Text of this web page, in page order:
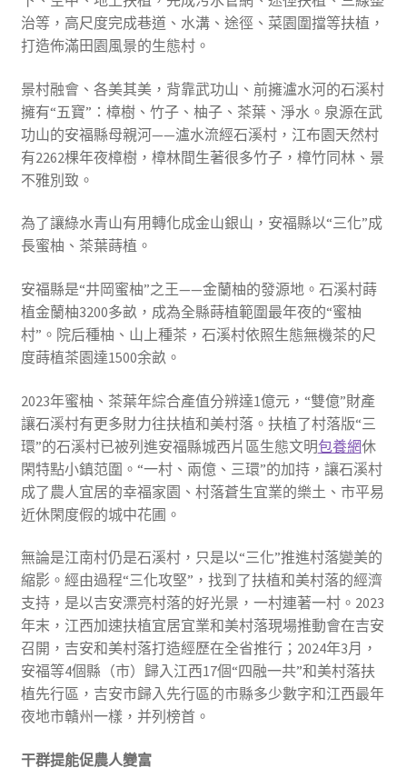
治等，高尺度完成巷道、水溝、途徑、菜園圍擋等扶植，
打造佈滿田園風景的生態村。
景村融會、各美其美，背靠武功山、前擁瀘水河的石溪村
擁有“五寶”：樟樹、竹子、柚子、茶葉、淨水。泉源在武
功山的安福縣母親河——瀘水流經石溪村，江布園天然村
有2262棵年夜樟樹，樟林間生著很多竹子，樟竹同林、景
不雅別致。
為了讓綠水青山有用轉化成金山銀山，安福縣以“三化”成
長蜜柚、茶葉蒔植。
安福縣是“井岡蜜柚”之王——金蘭柚的發源地。石溪村蒔
植金蘭柚3200多畝，成為全縣蒔植範圍最年夜的“蜜柚
村”。院后種柚、山上種茶，石溪村依照生態無機茶的尺
度蒔植茶園達1500余畝。
2023年蜜柚、茶葉年綜合產值分辨達1億元，“雙億”財產
讓石溪村有更多財力往扶植和美村落。扶植了村落版“三
環”的石溪村已被列進安福縣城西片區生態文明包養網休
閑特點小鎮范圍。“一村、兩億、三環”的加持，讓石溪村
成了農人宜居的幸福家園、村落蒼生宜業的樂土、市平易
近休閑度假的城中花圃。
無論是江南村仍是石溪村，只是以“三化”推進村落變美的
縮影。經由過程“三化攻堅”，找到了扶植和美村落的經濟
支持，是以吉安漂亮村落的好光景，一村連著一村。2023
年末，江西加速扶植宜居宜業和美村落現場推動會在吉安
召開，吉安和美村落打造經歷在全省推行；2024年3月，
安福等4個縣（市）歸入江西17個“四融一共”和美村落扶
植先行區，吉安市歸入先行區的市縣多少數字和江西最年
夜地市贛州一樣，并列榜首。
干群提能促農人變富